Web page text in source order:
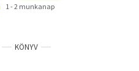
1 - 2 munkanap
KÖNYV